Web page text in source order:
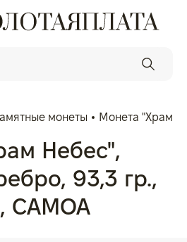
монеты Монета "Храм
Небес",
93,3 гр.,
САМОА